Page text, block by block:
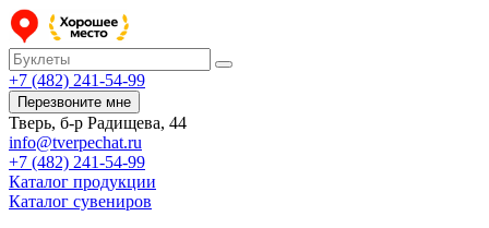
+7 (482) 241-54-99
Перезвоните мне
Тверь, б-р Радищева, 44
info@tverpechat.ru
+7 (482) 241-54-99
Каталог продукции
Каталог сувениров